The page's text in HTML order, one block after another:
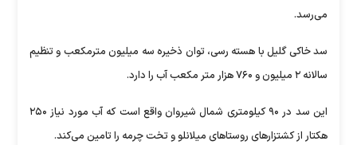
می‌رسد.
سد خاکی گلیل با هسته رسی، توان ذخیره سه میلیون مترمکعب و تنظیم
سالانه ۲ میلیون و ۷۶۰ هزار متر مکعب آب را دارد.
این سد در ۹۰ کیلومتری شمال شیروان واقع است که آب مورد نیاز ۲۵۰
هکتار از کشتزار‌های روستا‌های میلانلو و تخت چرمه را تامین می‌کند.